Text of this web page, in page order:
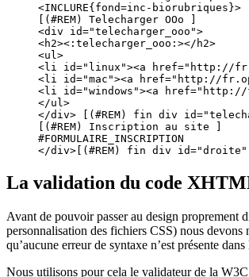
<INCLURE{fond=inc-biorubriques}>
[(#REM) Telecharger OOo ]
<div id="telecharger_ooo">
<h2><:telecharger_ooo:></h2>
<ul>
<li id="linux"><a href="http://
<li id="mac"><a href="http://
<li id="windows"><a href="http://
</ul>
</div> [(#REM) fin div
[(#REM) Inscription au site ]
#FORMULAIRE_INSCRIPTION
</div>[(#REM) fin div id="droite"]
La validation du code
Avant de pouvoir passer au design proprement
personnalisation des fichiers CSS) nous devons
qu’aucune erreur de syntaxe n’est présente dans
Nous utilisons pour cela le validateur de la